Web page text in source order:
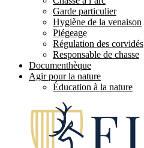
Garde particulier
Hygiène de la venaison
Piégeage
Régulation des corvidés
Responsable de chasse
Documenthèque
Agir pour la nature
Éducation à la nature